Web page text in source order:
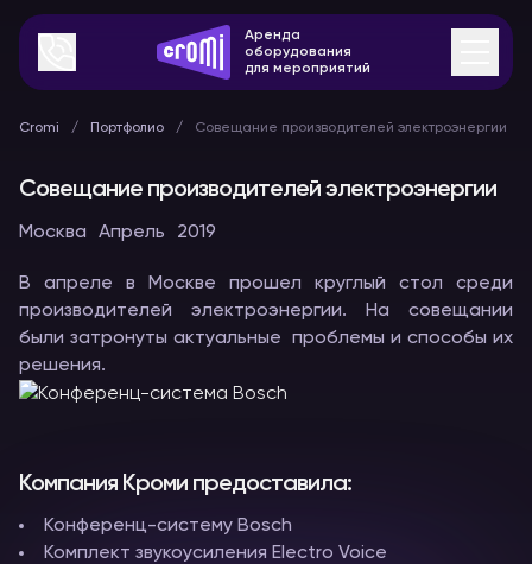
Аренда
оборудования
для мероприятий
Cromi Портфолио Совещание производителей электроэнергии
Совещание производителей электроэнергии
Москва Апрель 2019
В апреле в Москве прошел круглый стол среди
производителей электроэнергии. На совещании
были затронуты актуальные проблемы и способы их
решения.
Компания Кроми предоставила:
Конференц-систему Bosch
Комплект звукоусиления Electro Voice